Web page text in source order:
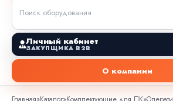
Личный кабинет
ЗАКУПЩИКА B2B
О компании